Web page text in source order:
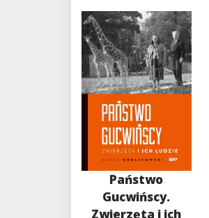
Państwo
Gucwińscy.
Zwierzęta i ich